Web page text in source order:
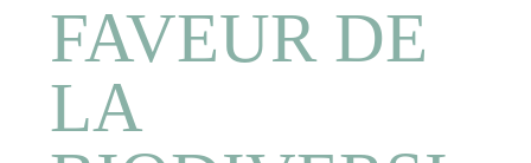
FAVEUR DE
LA